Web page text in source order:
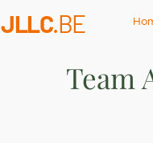
JLLC.BE
Team